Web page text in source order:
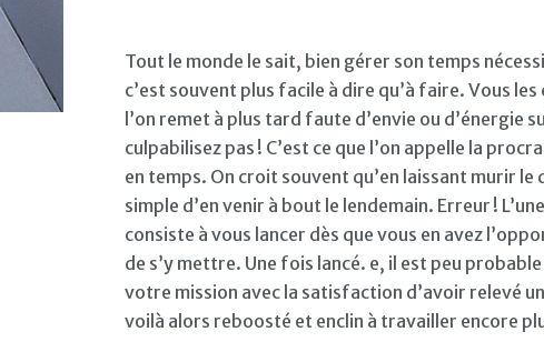
Tout le monde le sait, bien gérer son temps
c’est souvent plus facile à dire qu’à faire. Vous
l’on remet à plus tard faute d’envie ou
culpabilisez pas ! C’est ce que l’on appelle la
en temps. On croit souvent qu’en laissant murir le
simple d’en venir à bout le lendemain. Erreur !
consiste à vous lancer dès que vous en avez
de s’y mettre. Une fois lancé. e, il est peu
votre mission avec la satisfaction d’avoir relevé
voilà alors reboosté et enclin à travailler encore